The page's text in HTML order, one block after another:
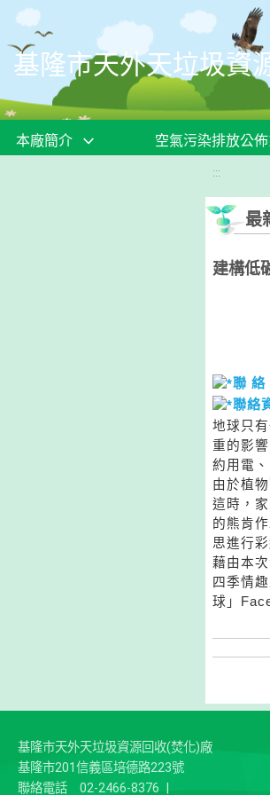
移至網頁之主要內容區位置
基隆市天外天垃圾資
本廠簡介 空氣污染排放公
:::
最
建構低
聯 絡
聯絡
地球只
重的影
約用電
由於植
這時，
的熊肯
思進行
藉由本
四季情
球」
基隆市天外天垃圾資源回收(焚化)廠
基隆市201信義區培德路223號
聯絡電話
02-2466-8376